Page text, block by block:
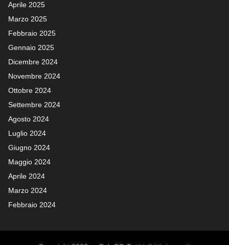
Aprile 2025
Marzo 2025
Febbraio 2025
Gennaio 2025
Dicembre 2024
Novembre 2024
Ottobre 2024
Settembre 2024
Agosto 2024
Luglio 2024
Giugno 2024
Maggio 2024
Aprile 2024
Marzo 2024
Febbraio 2024